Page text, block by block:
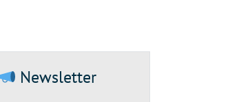
Newsletter